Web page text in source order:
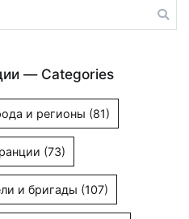
— Categories
и регионы (81)
(73)
и бригады (107)